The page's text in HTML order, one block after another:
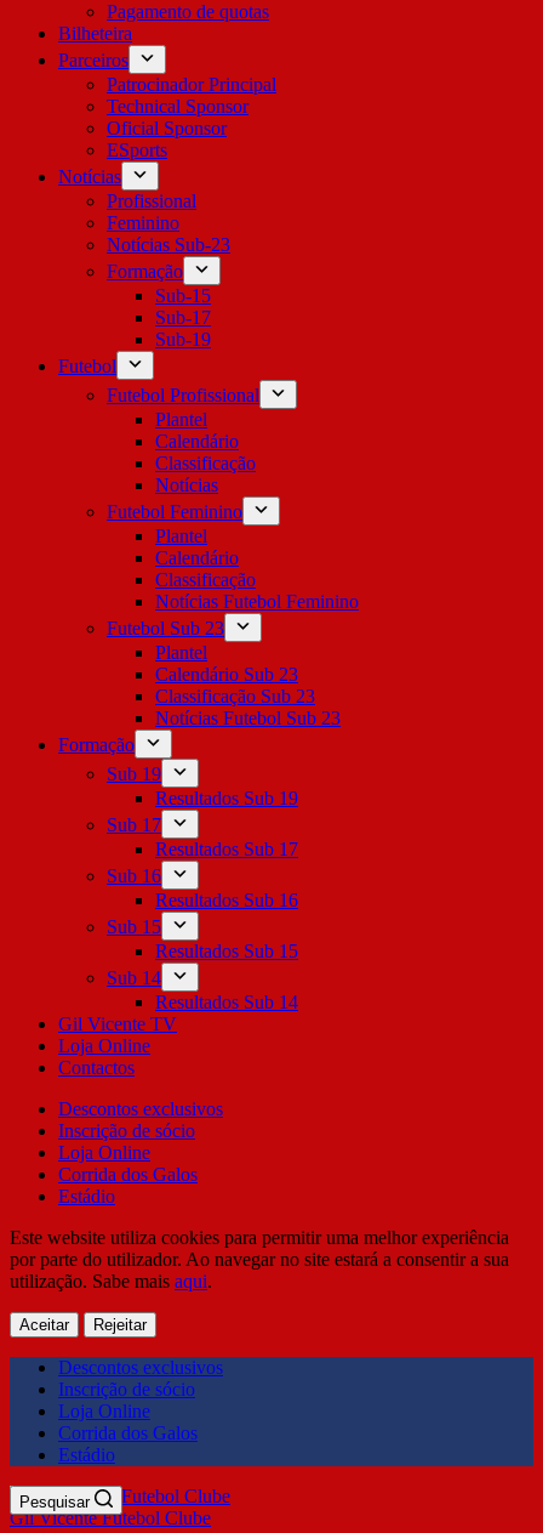
Pagamento de quotas
Bilheteira
Parceiros
Patrocinador Principal
Technical Sponsor
Oficial Sponsor
ESports
Notícias
Profissional
Feminino
Notícias Sub-23
Formação
Sub-15
Sub-17
Sub-19
Futebol
Futebol Profissional
Plantel
Calendário
Classificação
Notícias
Futebol Feminino
Plantel
Calendário
Classificação
Notícias Futebol Feminino
Futebol Sub 23
Plantel
Calendário Sub 23
Classificação Sub 23
Notícias Futebol Sub 23
Formação
Sub 19
Resultados Sub 19
Sub 17
Resultados Sub 17
Sub 16
Resultados Sub 16
Sub 15
Resultados Sub 15
Sub 14
Resultados Sub 14
Gil Vicente TV
Loja Online
Contactos
Descontos exclusivos
Inscrição de sócio
Loja Online
Corrida dos Galos
Estádio
Este website utiliza cookies para permitir uma melhor experiência
por parte do utilizador. Ao navegar no site estará a consentir a sua
utilização. Sabe mais aqui.
Aceitar Rejeitar
Descontos exclusivos
Inscrição de sócio
Loja Online
Corrida dos Galos
Estádio
Gil Vicente Futebol Clube
Pesquisar